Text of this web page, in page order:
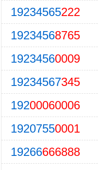
19234565222
19234568765
19234560009
19234567345
19200060006
19207550001
19266666888